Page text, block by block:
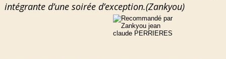
intégrante d’une soirée d’exception.(Zankyou)